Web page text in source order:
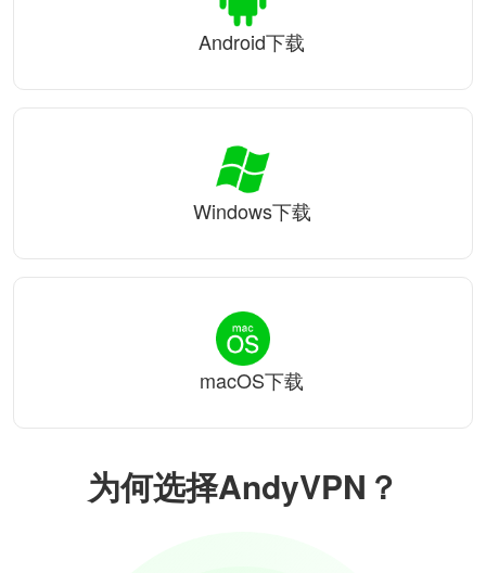
为何选择AndyVPN？
Android下载
Windows下载
macOS下载